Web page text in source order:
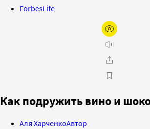
ForbesLife
Как подружить вино и
Аля ХарченкоАвтор